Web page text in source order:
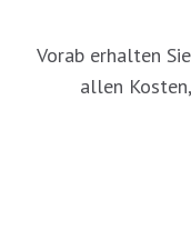
Vorab erhalten
allen